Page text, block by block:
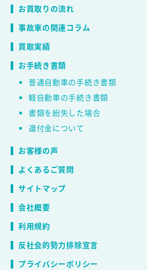
お買取りの流れ
事故車の関連コラム
買取実績
お手続き書類
普通自動車の手続き書類
軽自動車の手続き書類
書類を紛失した場合
還付金について
お客様の声
よくあるご質問
サイトマップ
会社概要
利用規約
反社会的勢力排除宣言
プライバシーポリシー